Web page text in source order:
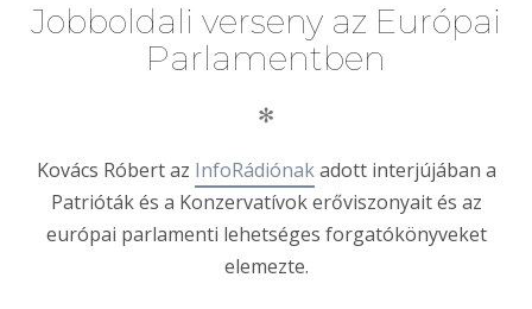
Jobboldali verseny az Európai
Parlamentben
✻
Kovács Róbert az InfoRádiónakadott interjújában a
Patrióták és a Konzervatívok erőviszonyait és az
európai parlamenti lehetséges forgatókönyveket
elemezte.